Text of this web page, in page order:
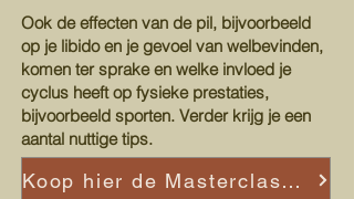
Ook de effecten van de pil, bijvoorbeeld
op je libido en je gevoel van welbevinden,
komen ter sprake en welke invloed je
cyclus heeft op fysieke prestaties,
bijvoorbeeld sporten. Verder krijg je een
aantal nuttige tips.
Koop hier de Masterclass Cyclusbewustzijn